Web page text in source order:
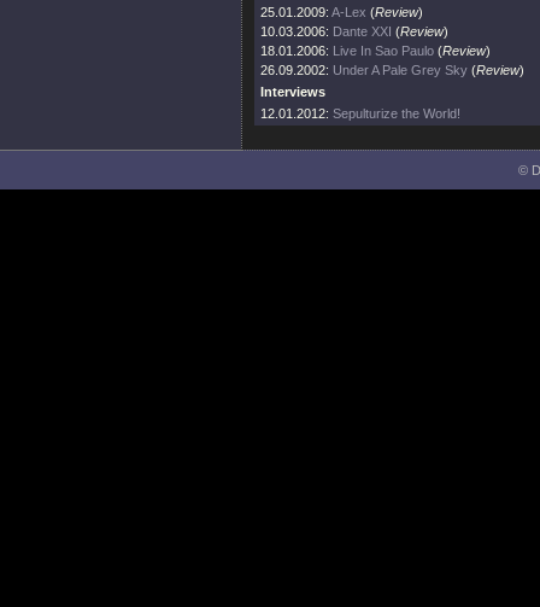
25.01.2009: A-Lex (Review)
10.03.2006: Dante XXI (Review)
18.01.2006: Live In Sao Paulo (Review)
26.09.2002: Under A Pale Grey Sky (Review)
Interviews
12.01.2012: Sepulturize the World!
©